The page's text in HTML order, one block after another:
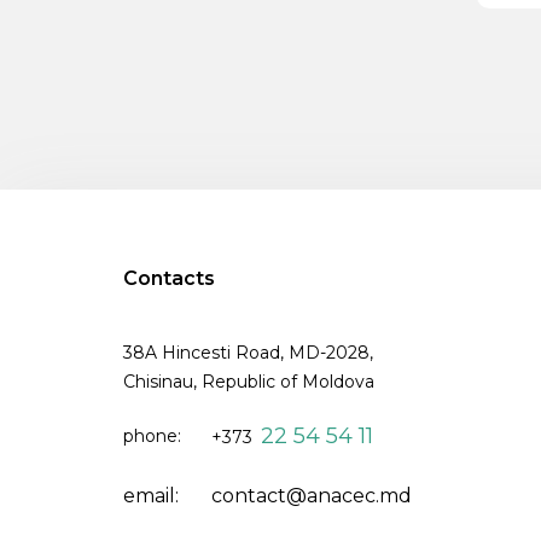
Contacts
38A Hincesti Road, MD-2028,
Chisinau, Republic of Moldova
phone: +373 22 54 54 11
email: contact@anacec.md